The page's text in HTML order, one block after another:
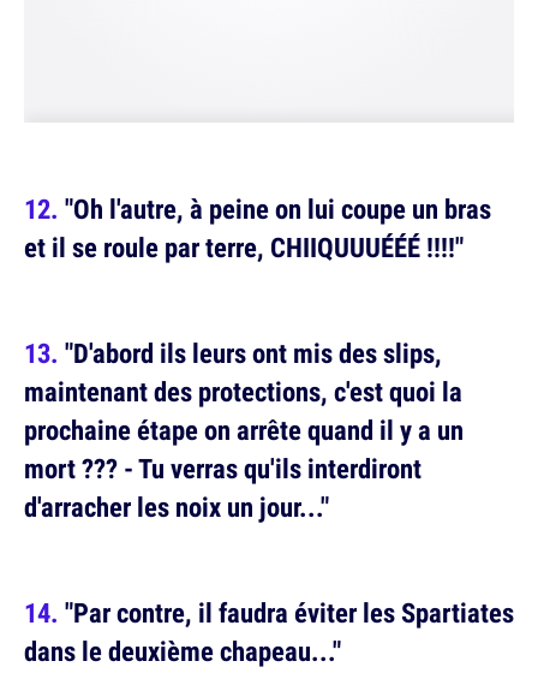
"Oh l'autre, à peine on lui coupe un bras
et il se roule par terre, CHIIQUUUÉÉÉ !!!!"
"D'abord ils leurs ont mis des slips,
maintenant des protections, c'est quoi la
prochaine étape on arrête quand il y a un
mort ??? - Tu verras qu'ils interdiront
d'arracher les noix un jour..."
"Par contre, il faudra éviter les Spartiates
dans le deuxième chapeau..."